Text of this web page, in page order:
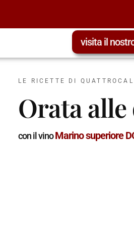
visita il
LE RICETTE DI
Orata alle
con il vinoMarino superiore